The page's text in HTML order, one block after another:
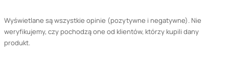
Wyświetlane są wszystkie opinie (pozytywne i negatywne). Nie
weryfikujemy, czy pochodzą one od klientów, którzy kupili dany
produkt.